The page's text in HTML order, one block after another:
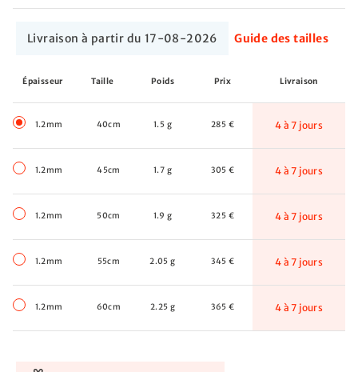
Livraison à partir du 17-08-2026 Guide des tailles
Épaisseur Taille Poids Prix Livraison
1.2mm 40cm 1.5 g 285 € 4 à 7 jours
1.2mm 45cm 1.7 g 305 € 4 à 7 jours
1.2mm 50cm 1.9 g 325 € 4 à 7 jours
1.2mm 55cm 2.05 g 345 € 4 à 7 jours
1.2mm 60cm 2.25 g 365 € 4 à 7 jours